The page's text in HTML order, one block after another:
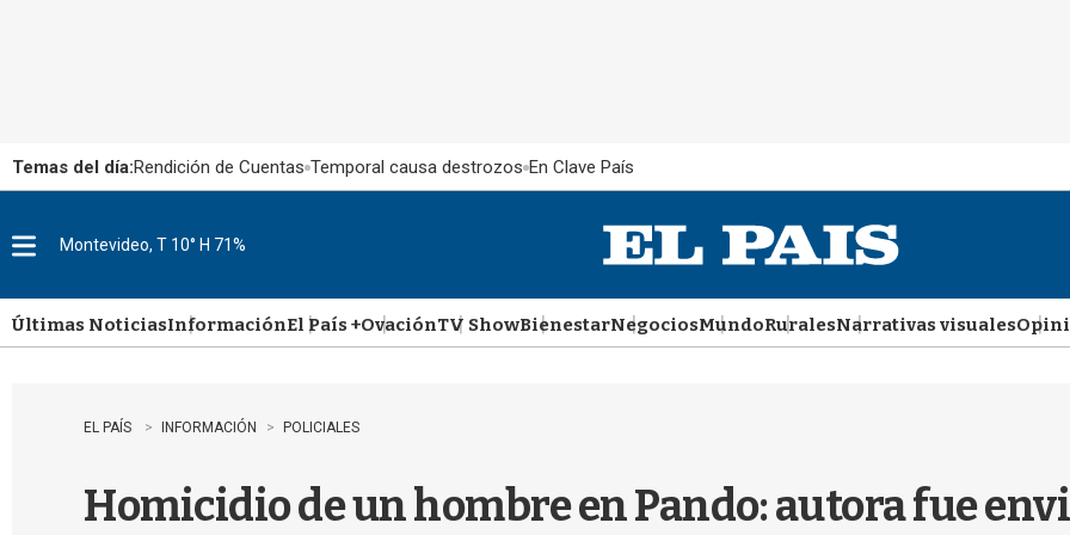
Temas del día:Rendición de Cuentas Temporal causa destrozos En Clave País
u
Montevideo, T 10° H 71%
Últimas NoticiasInformaciónEl País +OvaciónTV ShowBienestarNegociosMundoRuralesNarrativas visuales
EL PAÍS INFORMACIÓN POLICIALES
Homicidio de un hombre en Pando: autora fue